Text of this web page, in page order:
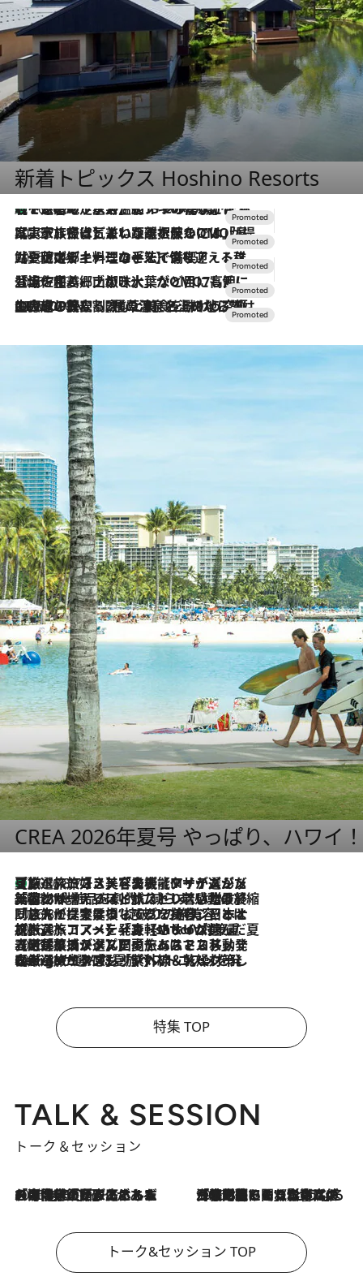
新着トピックス Hoshino Resorts
2026.8.7
【トンボの足水浴】ヒノキの香りに包まれて涼感マックス！約13℃の湧水かけ流しを避暑地「星野温泉 トンボの湯」で体験
2026.7.31
【ホテル帰省】という選択肢をOMOが提案。家族とほどよい距離を保つには「昼は実家、夜は気兼ねなくホテルで！」
2026.7.24
【夏限定ディナーコース】旬を迎える稚鮎や花ズッキーニなどをイタリア・トスカーナの郷土料理の手法で満喫！
2026.7.17
「土佐和ハーブかき氷」がOMO7高知に登場！生姜、山椒、大葉など目にも舌にも涼を呼ぶ郷土の味
2026.7.10
NEW OPEN！【界 草津】名湯の地に誕生。趣の異なる2種の温泉と上州ならではの会席・蕎麦割烹など美食を味わう究極の癒やし旅
CREA 2026年夏号 やっぱり、ハワイ
2026.8.7
【厳選旅コスメ】「多機能アイテムがメイン！」旅好き美容エディターが選んだ夏旅ベストコスメを発表【Mサイズジップ】
2026.8.6
「荷物が増えるほど旅ストレスは増す」美容ジャーナリストがたどり着いた最終結論。“化粧品を劇的に減らす”感動の凝縮美容とは
2026.8.6
「旅先には金髪ウィッグを持参」日本と同じメイクでは損してる!? 美容ジャーナリストが提案する“掟破りの旅美容”とは
2026.8.6
【厳選旅コスメ】「身軽さ＆UV対策重視！」ヘアアーティストshucoが選んだ夏旅ベストコスメを発表【Mサイズジップ】
2026.8.5
【厳選旅コスメ】国内をあちこち移動する河井菜摘が選んだ夏旅ベストコスメ発表！「リラックスアイテムはマスト」【Mサイズジップ】
2026.8.4
【厳選旅コスメ】「紫外線＆乾燥対策しながらメイク感も！」ヘア＆メイクGeorgeが選んだ夏旅ベストコスメを発表！【Mサイズジップ】
特集 TOP
TALK & SESSION
トーク＆セッション
2026.8.3
「今後値上げがあるとすれば…」「リスクがあるのは今年の冬」エネルギー専門家が語る、ホルムズ海峡封鎖が家庭にもたらす“ある心配” 2026.8.3
「住宅建てられない…」「サーチャージ料の高値が続いている」ホルムズ海峡封鎖による影響はいつまで続く？《エネルギー専門家に聞く“どうなる日本の暮らし”》
トーク&セッション TOP